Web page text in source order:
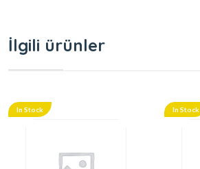
İlgili ürünler
In Stock In Stock